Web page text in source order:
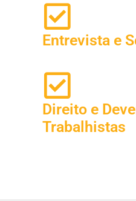
Entrevista e
Direito e
Trabalhistas